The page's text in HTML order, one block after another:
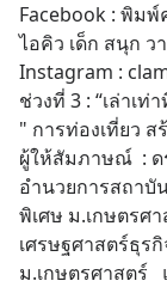
Facebook : พิมพ์
ไอคิว เด็ก สนุก ว
Instagram :
ช่วงที่ 3 : “เล่าเท่
" การท่องเที่ยว
ผู้ให้สัมภาษณ์  : ด
อำนวยการสถา
พิเศษ ม.เกษตรศ
เศรษฐศาสตร์ธุร
ม.เกษตรศาสตร์